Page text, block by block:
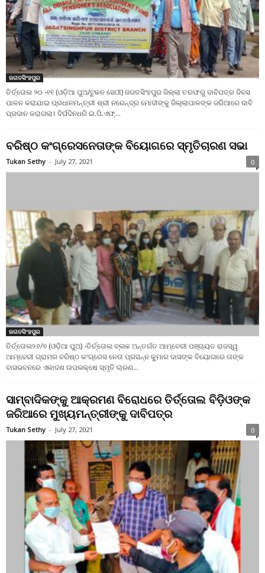
ଜଗତସିଂହପୁର
ତିର୍ତ୍ତୋଲ ୨୦ -୧୧ (ଓଡ଼ିଆ ପୁଅ/ଟୁକନ ସେଠୀ) ଜଗତସିଂହପୁର ଜିଲ୍ଲା ତରଫରୁ ଦାବିପତ୍ର ଦିବସ
ପାଳନ କରାଯାଇ ପ୍ରଧାନମନ୍ତ୍ରୀ ଶ୍ରୀ ନରେନ୍ଦ୍ର ମୋଦୀଙ୍କୁ ଜିଲ୍ଲାପାଳଙ୍କ ଜରିଆରେ ଦାବି
ପ୍ରଦାନ କରାଗଲା। ଦିର୍ଘଦିନଧରି ଇ.ପି.ଏଫ୍...
ବରିଷ୍ଠ କଂଗ୍ରେସନେତାଙ୍କ ବିୟୋଗରେ ସ୍ମୃତିଚାରଣ ସଭା
Tukan Sethy - July 27, 2021 0
ଜଗତସିଂହପୁର
ତିର୍ତ୍ତୋଲ୨୬/୭ (ଓଡ଼ିଆ ପୁଅ) -ତିର୍ତ୍ତୋଲ ବ୍ଲକ ଅନ୍ତର୍ଗତ ଆମ୍ବେରୀ ପଞ୍ଚାୟତ ରାଜସ୍ୱ
ଆମ୍ବେରୀ ଗ୍ରାମର ବରିଷ୍ଠ କଂଗ୍ରେସ ନେତା ପ୍ରସନ୍ନ କୁମାର ଦାସଙ୍କ ବିୟୋଗରେ ତାଙ୍କ
ବାସଭବନରେ ଏକାଦଶ ଉପଲକ୍ଷେ ସ୍ମୃତି ଚାରଣ...
ସାମ୍ବାଦିକଙ୍କୁ ଆକ୍ରମଣ ବିରୋଧରେ ତିର୍ତ୍ତୋଲ ବିଡ଼ିଓଙ୍କ
ଜରିଆରେ ମୁଖ୍ୟମନ୍ତ୍ରୀଙ୍କୁ ଦାବିପତ୍ର
Tukan Sethy - July 27, 2021 0